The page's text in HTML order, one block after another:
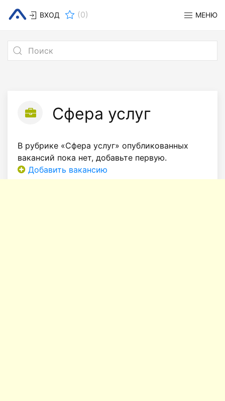
ВХОД (0) МЕНЮ
Сфера услуг
В рубрике «Сфера услуг» опубликованных
вакансий пока нет, добавьте первую.
Добавить вакансию